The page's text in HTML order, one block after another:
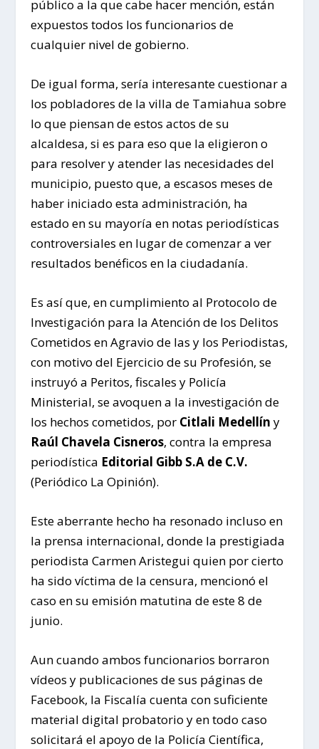
público a la que cabe hacer mención, están
expuestos todos los funcionarios de
cualquier nivel de gobierno.
De igual forma, sería interesante cuestionar a
los pobladores de la villa de Tamiahua sobre
lo que piensan de estos actos de su
alcaldesa, si es para eso que la eligieron o
para resolver y atender las necesidades del
municipio, puesto que, a escasos meses de
haber iniciado esta administración, ha
estado en su mayoría en notas periodísticas
controversiales en lugar de comenzar a ver
resultados benéficos en la ciudadanía.
Es así que, en cumplimiento al Protocolo de
Investigación para la Atención de los Delitos
Cometidos en Agravio de las y los Periodistas,
con motivo del Ejercicio de su Profesión, se
instruyó a Peritos, fiscales y Policía
Ministerial, se avoquen a la investigación de
los hechos cometidos, porCitlali Medellín y
Raúl Chavela Cisneros, contra la empresa
periodística Editorial Gibb S.A de C.V.
(Periódico La Opinión).
Este aberrante hecho ha resonado incluso en
la prensa internacional, donde la prestigiada
periodista Carmen Aristegui quien por cierto
ha sido víctima de la censura, mencionó el
caso en su emisión matutina de este 8 de
junio.
Aun cuando ambos funcionarios borraron
vídeos y publicaciones de sus páginas de
Facebook, la Fiscalía cuenta con suficiente
material digital probatorio y en todo caso
solicitará el apoyo de la Policía Científica,